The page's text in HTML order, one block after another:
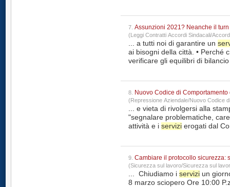
7. Assunzioni 2021? Neanche il
(Leggi Contratti Accordi Sindacali/
... a tutti noi di garantire un
ai bisogni della città. • Perché ci è stata negata la possibilità di
verificare gli equilibri di
8. Nuovo Codice di
(Repressione Aziendale/Nuovo Codice
... e vieta di rivolgersi alla
"segnalare problematiche,
attività e i servizi
9. Cambiare il protocollo sicurezza:
(Sicurezza sul lavoro/Sicurezza sul
... Chiudiamo i servizi un
8 marzo sciopero Ore 10:00 P.zza